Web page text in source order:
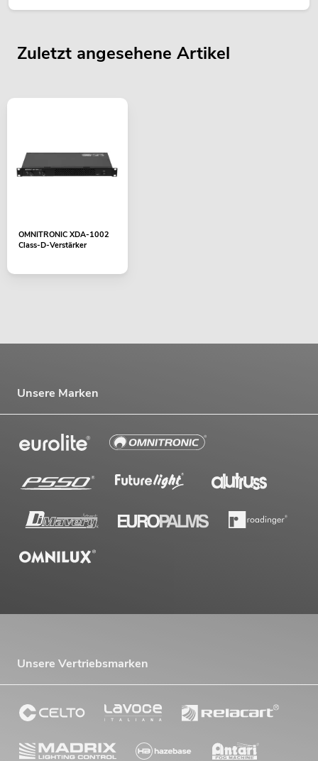
Zuletzt angesehene Artikel
OMNITRONIC XDA-1002
Class-D-Verstärker
Unsere Marken
Unsere Vertriebsmarken